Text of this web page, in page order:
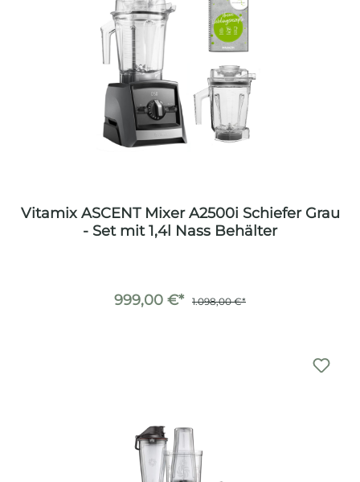
Vitamix ASCENT Mixer A2500i Schiefer Grau
- Set mit 1,4l Nass Behälter
999,00 €* 1.098,00 €*